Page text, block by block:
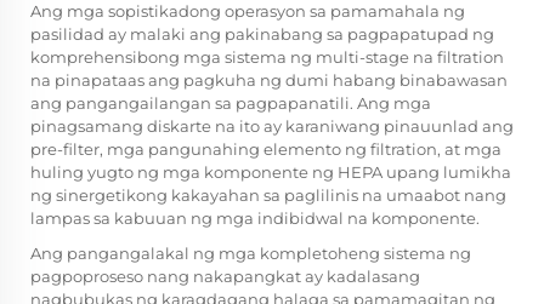
Ang mga sopistikadong operasyon sa pamamahala ng
pasilidad ay malaki ang pakinabang sa pagpapatupad ng
komprehensibong mga sistema ng multi-stage na filtration
na pinapataas ang pagkuha ng dumi habang binabawasan
ang pangangailangan sa pagpapanatili. Ang mga
pinagsamang diskarte na ito ay karaniwang pinauunlad ang
pre-filter, mga pangunahing elemento ng filtration, at mga
huling yugto ng mga komponente ng HEPA upang lumikha
ng sinergetikong kakayahan sa paglilinis na umaabot nang
lampas sa kabuuan ng mga indibidwal na komponente.
Ang pangangalakal ng mga kompletoheng sistema ng
pagpoproseso nang nakapangkat ay kadalasang
nagbubukas ng karagdagang halaga sa pamamagitan ng